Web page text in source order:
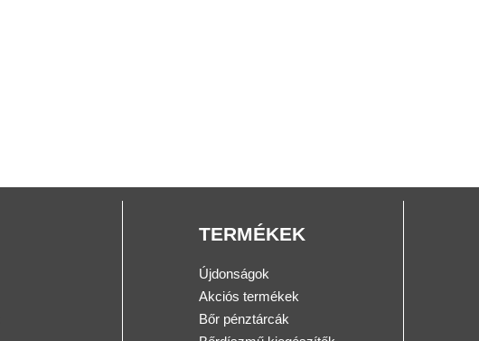
TERMÉKEK
Újdonságok
Akciós termékek
Bőr pénztárcák